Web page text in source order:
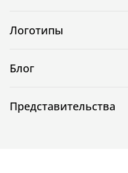
Логотипы
Блог
Представительства